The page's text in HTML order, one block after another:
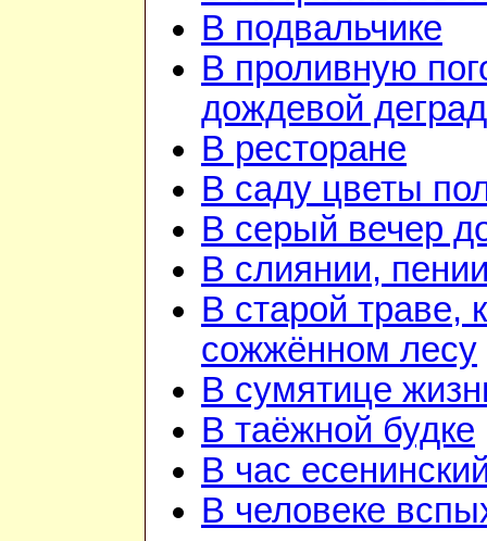
В подвальчике
В проливную
дождевой
В ресторане
В саду цветы
В серый вечер
В слиянии,
В старой траве,
сожжённом лесу
В сумятице
В таёжной будке
В час
В человеке